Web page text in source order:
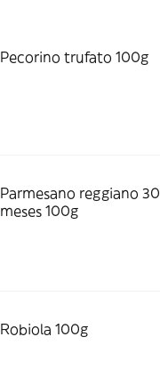
Pecorino trufato 100g
Parmesano reggiano 30
meses 100g
Robiola 100g